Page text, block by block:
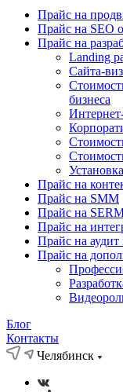
Прайс на
Прайс на SEO
Прайс на
Landing
Cайта-
бизнеса
Прайс на
Прайс на SMM
Прайс на
Прайс на
Прайс на
Прайс на
Блог
Контакты
Челябинск